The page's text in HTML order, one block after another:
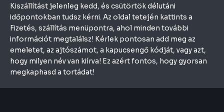
Kiszállítást jelenleg kedd, és csütörtök délutáni
időpontokban tudsz kérni. Az oldal tetején kattints a
Fizetés, szállítás menüpontra, ahol minden további
információt megtalálsz! Kérlek pontosan add meg az
emeletet, az ajtószámot, a kapucsengő kódját, vagy azt,
hogy milyen név van kiírva! Ez azért fontos, hogy gyorsan
megkaphasd a tortádat!